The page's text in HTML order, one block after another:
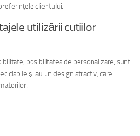
clientului.
utilizării cutiilor
posibilitatea de personalizare, sunt
și au un design atractiv, care